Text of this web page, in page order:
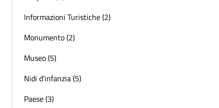
Informazioni Turistiche (2)
Monumento (2)
Museo (5)
Nidi d'infanzia (5)
Paese (3)